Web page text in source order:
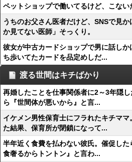
ペットショップで働いてるけど、こない
うちのお父さん医者だけど、SNSで見
か見てない医師」そっくり。
彼女が中古カードショップで男に話し
ち歩いてたカードを品定めしだ...
渡る世間はキチばかり
再婚したことを仕事関係者に2～3年隠
ら『世間体が悪いから』と言...
イケメン男性保育士にフラれたキチマ
た結果、保育所が閉鎖になって...
半年近く食費を払わない彼氏。催促し
食奢るからトントン』と言わ...